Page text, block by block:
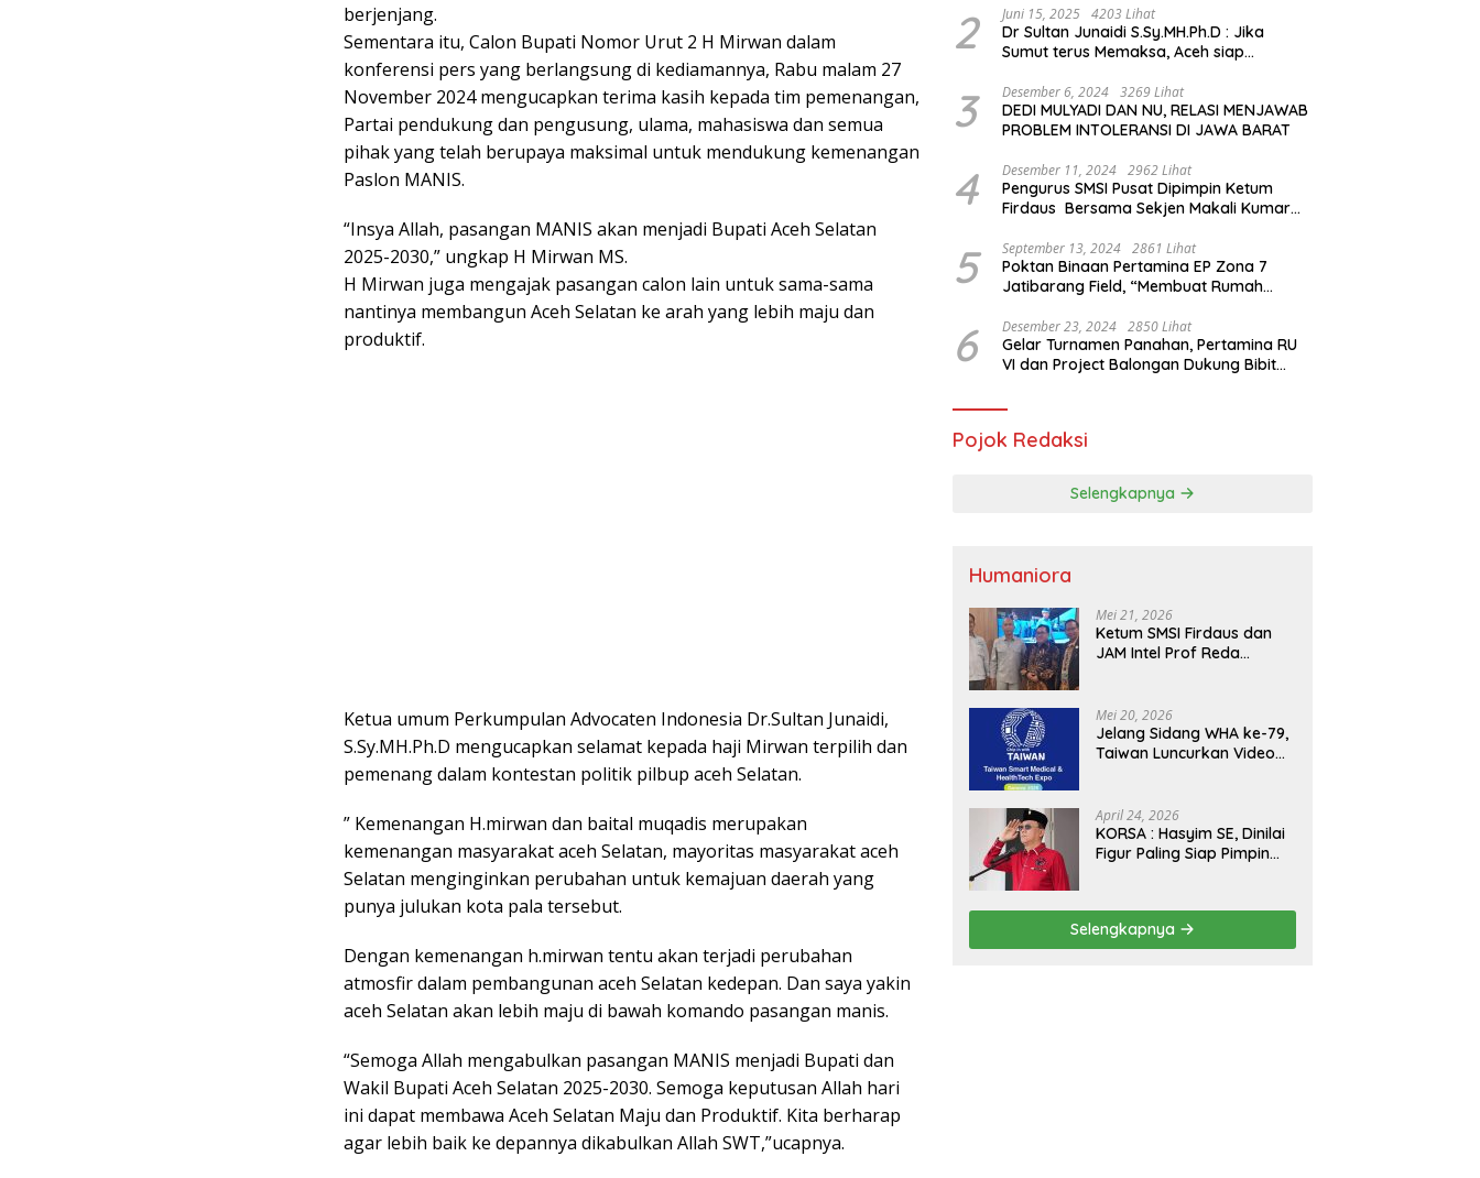
berjenjang.
Sementara itu, Calon Bupati Nomor Urut 2 H Mirwan dalam
konferensi pers yang berlangsung di kediamannya, Rabu malam 27
November 2024 mengucapkan terima kasih kepada tim pemenangan,
Partai pendukung dan pengusung, ulama, mahasiswa dan semua
pihak yang telah berupaya maksimal untuk mendukung kemenangan
Paslon MANIS.
“Insya Allah, pasangan MANIS akan menjadi Bupati Aceh Selatan
2025-2030,” ungkap H Mirwan MS.
H Mirwan juga mengajak pasangan calon lain untuk sama-sama
nantinya membangun Aceh Selatan ke arah yang lebih maju dan
produktif.
Ketua umum Perkumpulan Advocaten Indonesia Dr.Sultan Junaidi,
S.Sy.MH.Ph.D mengucapkan selamat kepada haji Mirwan terpilih dan
pemenang dalam kontestan politik pilbup aceh Selatan.
” Kemenangan H.mirwan dan baital muqadis merupakan
kemenangan masyarakat aceh Selatan, mayoritas masyarakat aceh
Selatan menginginkan perubahan untuk kemajuan daerah yang
punya julukan kota pala tersebut.
Dengan kemenangan h.mirwan tentu akan terjadi perubahan
atmosfir dalam pembangunan aceh Selatan kedepan. Dan saya yakin
aceh Selatan akan lebih maju di bawah komando pasangan manis.
“Semoga Allah mengabulkan pasangan MANIS menjadi Bupati dan
Wakil Bupati Aceh Selatan 2025-2030. Semoga keputusan Allah hari
ini dapat membawa Aceh Selatan Maju dan Produktif. Kita berharap
agar lebih baik ke depannya dikabulkan Allah SWT,”ucapnya.
2 Juni 15, 2025 4203 Lihat
Dr Sultan Junaidi S.Sy.MH.Ph.D : Jika
Sumut terus Memaksa, Aceh siap
Internasional
3 Desember 6, 2024 3269 Lihat
DEDI MULYADI DAN NU, RELASI MENJAWAB
PROBLEM INTOLERANSI DI JAWA BARAT
4 Desember 11, 2024 2962 Lihat
Pengurus SMSI Pusat Dipimpin Ketum
Firdaus Bersama Sekjen Makali Kumar
Yusuf
5 September 13, 2024 2861 Lihat
Poktan Binaan Pertamina EP Zona 7
Jatibarang Field, “Membuat Rumah
Tikus
6 Desember 23, 2024 2850 Lihat
Gelar Turnamen Panahan, Pertamina RU
VI dan Project Balongan Dukung Bibit
Pojok Redaksi
Selengkapnya
Humaniora
Mei 21, 2026
Ketum SMSI Firdaus dan
JAM Intel Prof Reda
SMSI Sukseskan Jaga
Desa dan Jaga Dapur
MBG, Perkuat Pengawasan
Mei 20, 2026
Jelang Sidang WHA ke-79,
Taiwan Luncurkan Video
Inovasi Kesehatan Global
April 24, 2026
KORSA : Hasyim SE, Dinilai
Figur Paling Siap Pimpin
Selengkapnya